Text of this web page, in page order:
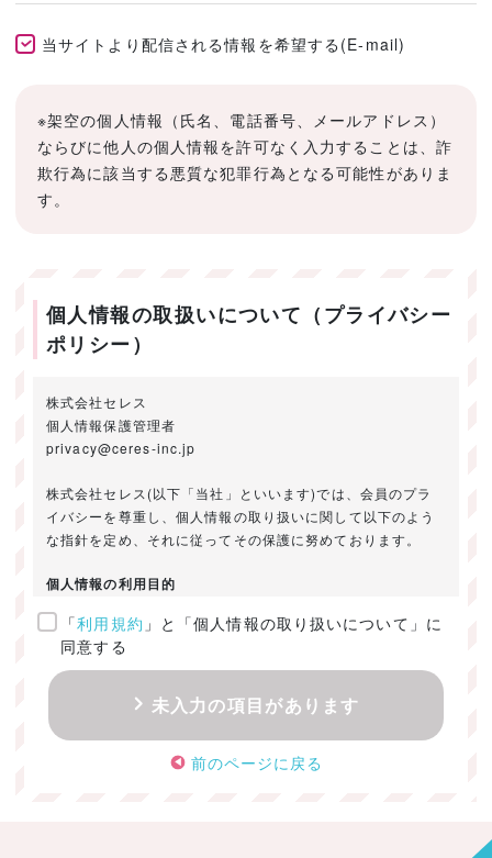
当サイトより配信される情報を希望する(E-mail)
※架空の個人情報（氏名、電話番号、メールアドレス）
ならびに他人の個人情報を許可なく入力することは、詐
欺行為に該当する悪質な犯罪行為となる可能性がありま
す。
個人情報の取扱いについて（プライバシー
ポリシー）
株式会社セレス
個人情報保護管理者
privacy@ceres-inc.jp
株式会社セレス(以下「当社」といいます)では、会員のプラ
イバシーを尊重し、個人情報の取り扱いに関して以下のよう
な指針を定め、それに従ってその保護に努めております。
個人情報の利用目的
ご提供いただきました個人情報は、以下のためにのみ利用い
たします。
・お問い合わせに対する回答及び資料送付のご連絡
・当社のお客様向けサービスの提供
・本人確認
・サービスの開発・改善のための分析
「利用規約 」と「個人情報の取り扱いについて」に
同意する
未入力の項目があります
前のページに戻る